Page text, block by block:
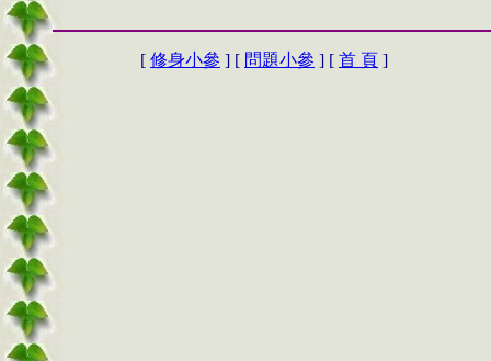
[ 修身小參 ] [ 問題小參 ] [ 首 頁 ]